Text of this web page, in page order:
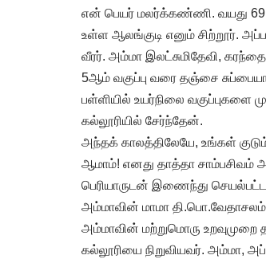
என் பெயர் மலர்க்கண்ணி. வயது
உள்ள ஆலங்குடி எனும் சிற்றூர்.
வீரர். அம்மா இலட்சுமிதேவி,
5ஆம் வகுப்பு வரை தஞ்சை
பள்ளியில் உயர்நிலை வகுப்புகளை
கல்லூரியில் சேர்ந்தேன்.
அந்தக் காலத்திலேயே, உங்கள்
ஆமாம்! எனது தாத்தா சாம்பசிவம்
பெரியாருடன் இணைந்து
அம்மாவின் மாமா
அம்மாவின் மற்றுமொரு உறவுமுறை
கல்லூரியை நிறுவியவர். அம்மா,